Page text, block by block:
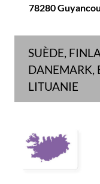
78280
SUÈDE,
DANEMARK,
LITUANIE